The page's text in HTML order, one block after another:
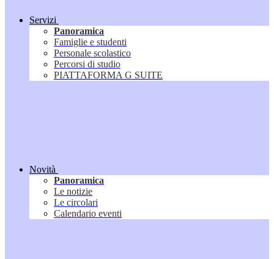
Servizi
Panoramica
Famiglie e studenti
Personale scolastico
Percorsi di studio
PIATTAFORMA G SUITE
Novità
Panoramica
Le notizie
Le circolari
Calendario eventi